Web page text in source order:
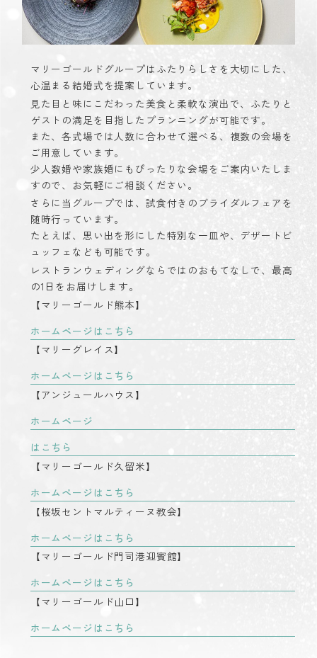
マリーゴールドグループはふたりらしさを大切にした、
心温まる結婚式を提案しています。
見た目と味にこだわった美食と柔軟な演出で、ふたりと
ゲストの満足を目指したプランニングが可能です。
また、各式場では人数に合わせて選べる、複数の会場を
ご用意しています。
少人数婚や家族婚にもぴったりな会場をご案内いたしま
すので、お気軽にご相談ください。
さらに当グループでは、試食付きのブライダルフェアを
随時行っています。
たとえば、思い出を形にした特別な一皿や、デザートビ
ュッフェなども可能です。
レストランウェディングならではのおもてなしで、最高
の1日をお届けします。
【マリーゴールド熊本】
ホームページはこちら
【マリーグレイス】
ホームページはこちら
【アンジュールハウス】
ホームページ
はこちら
【マリーゴールド久留米】
ホームページはこちら
【桜坂セントマルティーヌ教会】
ホームページはこちら
【マリーゴールド門司港迎賓館】
ホームページはこちら
【マリーゴールド山口】
ホームページはこちら